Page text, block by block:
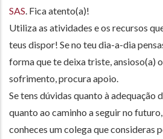
SAS . Fica atento(a)!
Utiliza as atividades e os recursos
teus dispor! Se no teu dia-a-dia
forma que te deixa triste, ansioso(a)
sofrimento, procura apoio.
Se tens dúvidas quanto à adequação
quanto ao caminho a seguir no
conheces um colega que consideras